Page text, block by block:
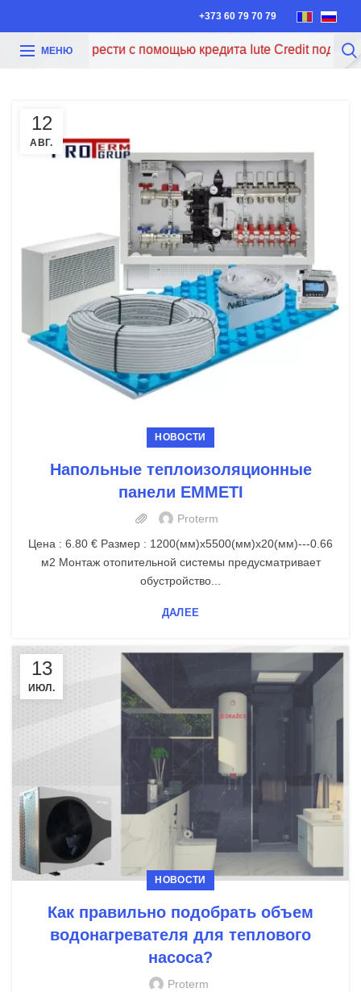
+373 60 79 70 79
МЕНЮ
с помощью кредита Iute Credit под 0%! Подробнее
12
АВГ.
НОВОСТИ
Напольные теплоизоляционные
панели EMMETI
Proterm
Цена : 6.80 € Размер : 1200(мм)х5500(мм)х20(мм)---0.66
м2 Монтаж отопительной системы предусматривает
обустройство...
ДАЛЕЕ
13
ИЮЛ.
НОВОСТИ
Как правильно подобрать объем
водонагревателя для теплового
насоса?
Proterm